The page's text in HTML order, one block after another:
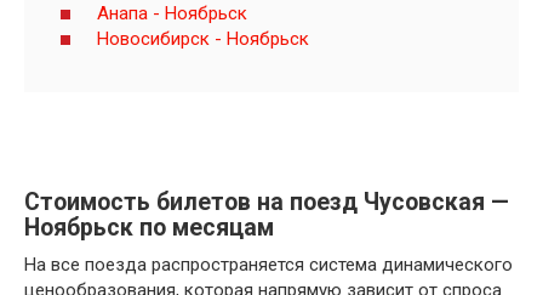
Анапа - Ноябрьск
Новосибирск - Ноябрьск
Стоимость билетов на поезд Чусовская —
Ноябрьск по месяцам
На все поезда распространяется система динамического
ценообразования, которая напрямую зависит от спроса